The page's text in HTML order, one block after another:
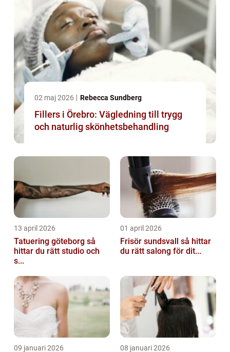
02 maj 2026 Rebecca Sundberg
Fillers i Örebro: Vägledning till trygg
och naturlig skönhetsbehandling
13 april 2026
Tatuering göteborg så
hittar du rätt studio och
s...
01 april 2026
Frisör sundsvall så hittar
du rätt salong för dit...
09 januari 2026 08 januari 2026